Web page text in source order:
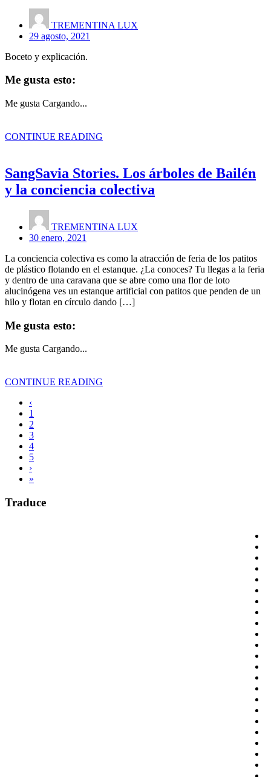
TREMENTINA LUX
29 agosto, 2021
Boceto y explicación.
Me gusta esto:
Me gusta Cargando...
CONTINUE READING
SangSavia Stories. Los árboles de Bailén
y la conciencia colectiva
TREMENTINA LUX
30 enero, 2021
La conciencia colectiva es como la atracción de feria de los patitos
de plástico flotando en el estanque. ¿La conoces? Tu llegas a la feria
y dentro de una caravana que se abre como una flor de loto
alucinógena ves un estanque artificial con patitos que penden de un
hilo y flotan en círculo dando […]
Me gusta esto:
Me gusta Cargando...
CONTINUE READING
‹
1
2
3
4
5
›
»
Traduce